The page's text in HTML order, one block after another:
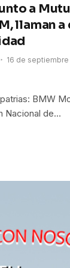
a
llaman
16 de
BMW
Nacional de…